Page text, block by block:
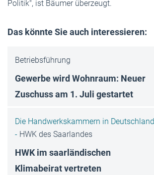
Politik", ist Bäumer überzeugt.
Das könnte Sie auch interessieren:
Betriebsführung
Gewerbe wird Wohnraum: Neuer
Zuschuss am 1. Juli gestartet
Die Handwerkskammern in Deutschland
- HWK des Saarlandes
HWK im saarländischen
Klimabeirat vertreten